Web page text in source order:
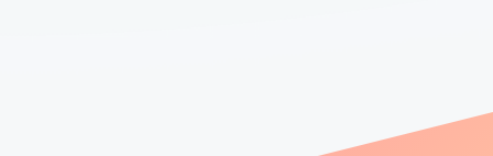
elexbetgiris.org